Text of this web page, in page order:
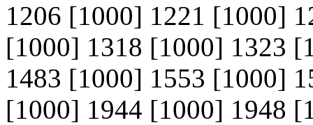
1206 [1000] 1221 [1000]
[1000] 1318 [1000] 1323
1483 [1000] 1553 [1000]
[1000] 1944 [1000] 1948